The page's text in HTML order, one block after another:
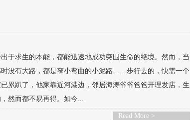
于求生的本能，都能迅速地成功突围生命的绝境。然而，当
没有大路，都是窄小弯曲的小泥路……步行去的，快需一个
趴了，他家靠近河港边，邻居海涛爷爷爸爸开理发店，生
然而都不易再得。如今...
Read More >